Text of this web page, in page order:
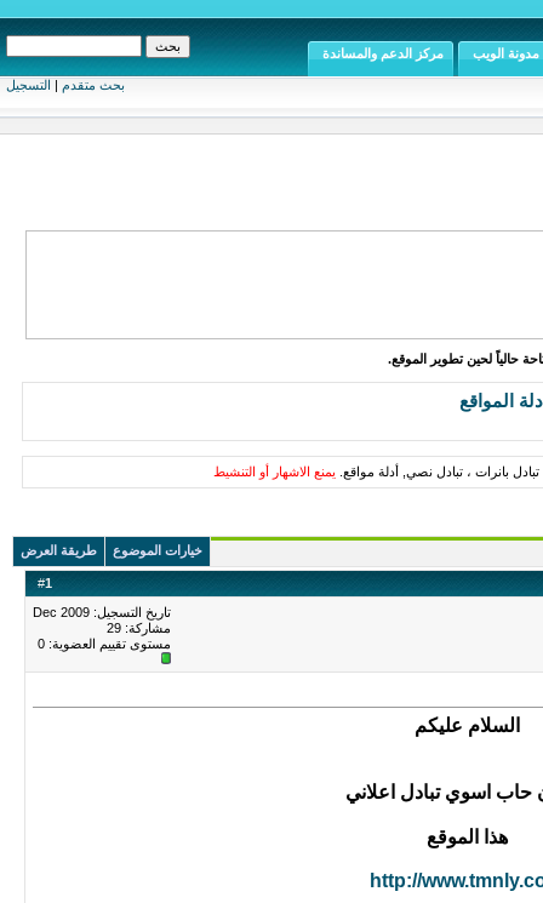
بحث متقدم | التسجيل
مدونة الويب مركز الدعم والمساندة
حالياً لحين تطوير الموقع.
المواقع
بانرات ، تبادل نصي, أدلة مواقع. يمنع الاشهار أو التنشيط
خيارات الموضوع طريقة العرض
#1
تاريخ التسجيل: Dec 2009
مشاركة: 29
مستوى تقييم العضوية: 0
السلام عليكم
حاب اسوي تبادل اعلاني
هذا الموقع
http://